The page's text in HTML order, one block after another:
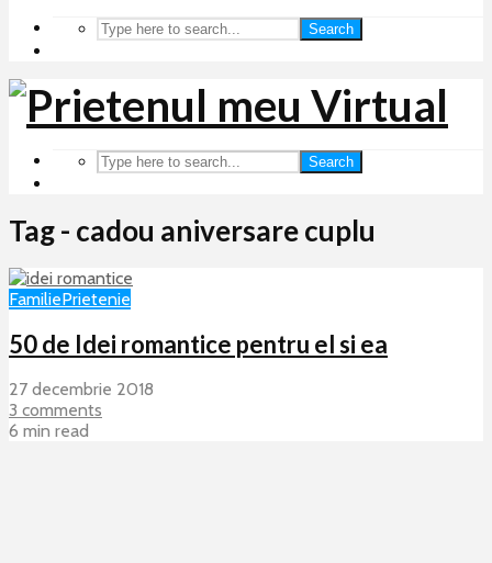
Search
Search
Tag - cadou aniversare cuplu
FamiliePrietenie
50 de Idei romantice pentru el si ea
27 decembrie 2018
3 comments
6 min read